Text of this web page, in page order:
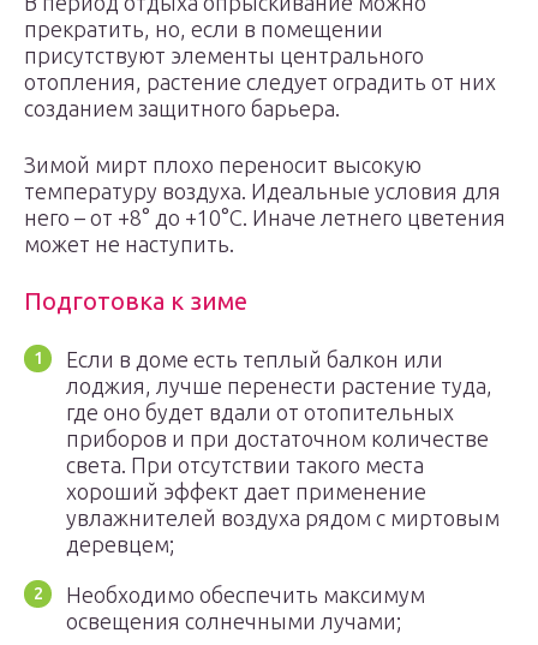
прекратить, но, если в помещении
присутствуют элементы центрального
отопления, растение следует оградить от них
созданием защитного барьера.
Зимой мирт плохо переносит высокую
температуру воздуха. Идеальные условия для
него – от +8° до +10°С. Иначе летнего цветения
может не наступить.
Подготовка к зиме
Если в доме есть теплый балкон или
лоджия, лучше перенести растение туда,
где оно будет вдали от отопительных
приборов и при достаточном количестве
света. При отсутствии такого места
хороший эффект дает применение
увлажнителей воздуха рядом с миртовым
деревцем;
Необходимо обеспечить максимум
освещения солнечными лучами;